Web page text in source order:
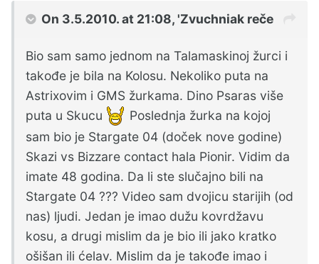
On 3.5.2010. at 21:08, 'Zvuchniak reče
Bio sam samo jednom na Talamaskinoj žurci i
takođe je bila na Kolosu. Nekoliko puta na
Astrixovim i GMS žurkama. Dino Psaras više
puta u Skucu
Poslednja žurka na kojoj
sam bio je Stargate 04 (doček nove godine)
Skazi vs Bizzare contact hala Pionir. Vidim da
imate 48 godina. Da li ste slučajno bili na
Stargate 04 ??? Video sam dvojicu starijih (od
nas) ljudi. Jedan je imao dužu kovrdžavu
kosu, a drugi mislim da je bio ili jako kratko
ošišan ili ćelav. Mislim da je takođe imao i